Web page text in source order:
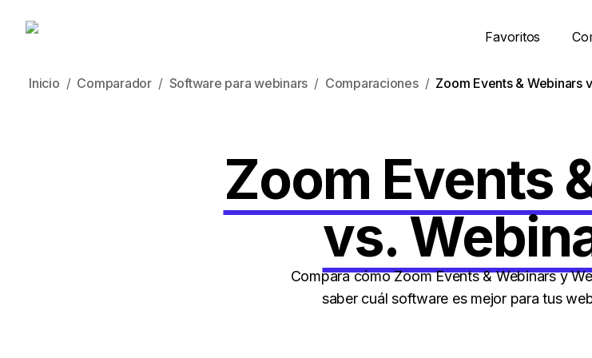
Favoritos
Inicio Comparador Software para webinars Comparaciones Zoom Events & Webinars
Zoom Events
vs.
Compara cómo Zoom Events & Webinars y
saber cuál software es mejor para tus